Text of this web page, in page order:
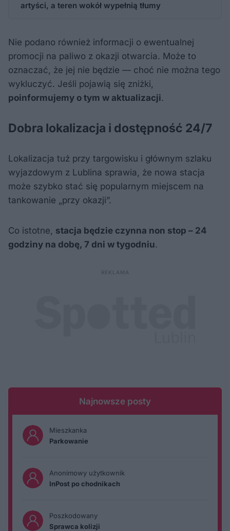
artyści, a teren wokół wypełnią tłumy
Nie podano również informacji o ewentualnej
promocji na paliwo z okazji otwarcia. Może to
oznaczać, że jej nie będzie — choć nie można tego
wykluczyć. Jeśli pojawią się zniżki,
poinformujemy o tym w aktualizacji.
Dobra lokalizacja i dostępność 24/7
Lokalizacja tuż przy targowisku i głównym szlaku
wyjazdowym z Lublina sprawia, że nowa stacja
może szybko stać się popularnym miejscem na
tankowanie „przy okazji”.
Co istotne, stacja będzie czynna non stop – 24
godziny na dobę, 7 dni w tygodniu.
Najnowsze posty
Mieszkanka
Parkowanie
Anonimowy użytkownik
InPost po chodnikach
Poszkodowany
Sprawca kolizji